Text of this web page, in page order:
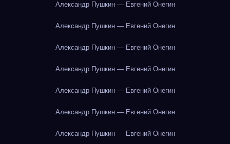
Александр Пушкин — Евгений Онегин
Александр Пушкин — Евгений Онегин
Александр Пушкин — Евгений Онегин
Александр Пушкин — Евгений Онегин
Александр Пушкин — Евгений Онегин
Александр Пушкин — Евгений Онегин
Александр Пушкин — Евгений Онегин